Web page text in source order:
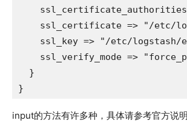
ssl_certificate => "/etc/
ssl_key => "/etc/logstash/
ssl_verify_mode =>
  }
}
input的方法有许多种，具体请参考官方说明